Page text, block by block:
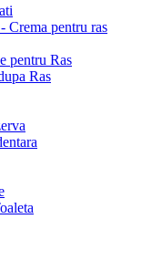
Crema pentru ras
pentru Ras
Ras